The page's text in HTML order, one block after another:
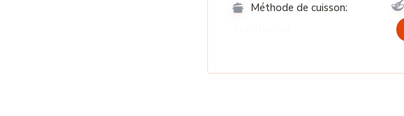
Méthode de cuisson: